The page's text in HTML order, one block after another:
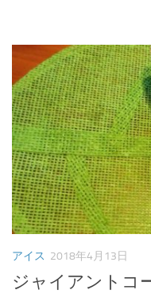
アイス 2018年4月13日
ジャイアントコ